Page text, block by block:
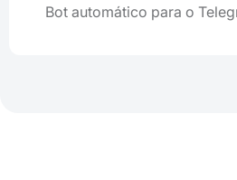
Bot automático para o